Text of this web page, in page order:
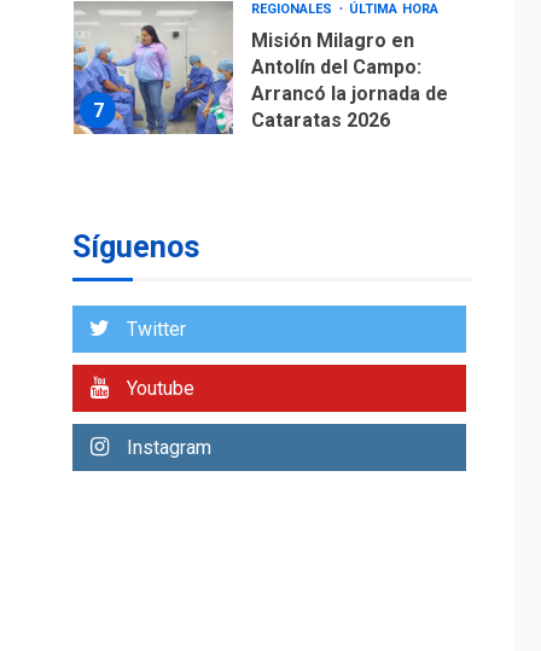
7
REGIONALES ÚLTIMA HORA
Misión Milagro en
Antolín del Campo:
Arrancó la jornada de
Cataratas 2026
1
POLÍTICA
TITULARES
CNP plantea incluir
Síguenos
Twitter
Youtube
Instagram